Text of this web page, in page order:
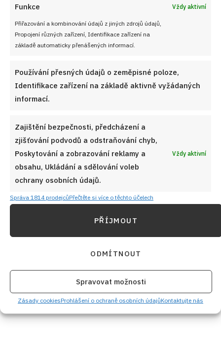
Funkce Vždy aktivní
Přiřazování a kombinování údajů z jiných zdrojů údajů,
Propojení různých zařízení, Identifikace zařízení na
základě automaticky přenášených informací.
Používání přesných údajů o zeměpisné poloze,
Identifikace zařízení na základě aktivně vyžádaných
informací.
Zajištění bezpečnosti, předcházení a
zjišťování podvodů a odstraňování chyb,
Poskytování a zobrazování reklamy a
obsahu, Ukládání a sdělování voleb
ochrany osobních údajů.
Vždy aktivní
Správa 1814 prodejcůPřečtěte si více o těchto účelech
PŘÍJMOUT
ODMÍTNOUT
Spravovat možnosti
Zásady cookiesProhlášení o ochraně osobních údajůKontaktujte nás